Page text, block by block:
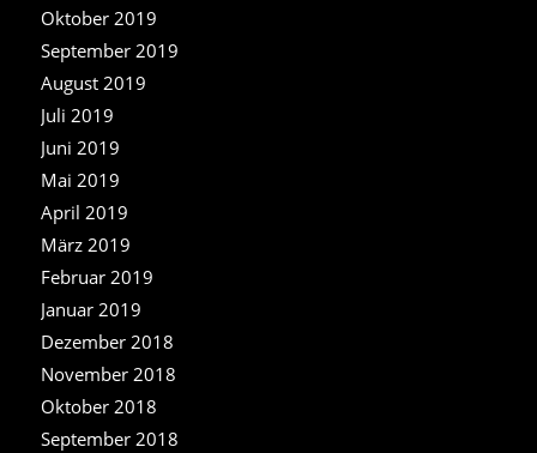
Oktober 2019
September 2019
August 2019
Juli 2019
Juni 2019
Mai 2019
April 2019
März 2019
Februar 2019
Januar 2019
Dezember 2018
November 2018
Oktober 2018
September 2018